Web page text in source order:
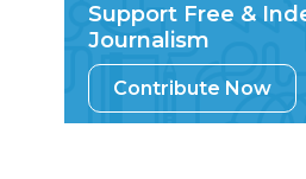
Support Free &
Journalism
Contribute Now